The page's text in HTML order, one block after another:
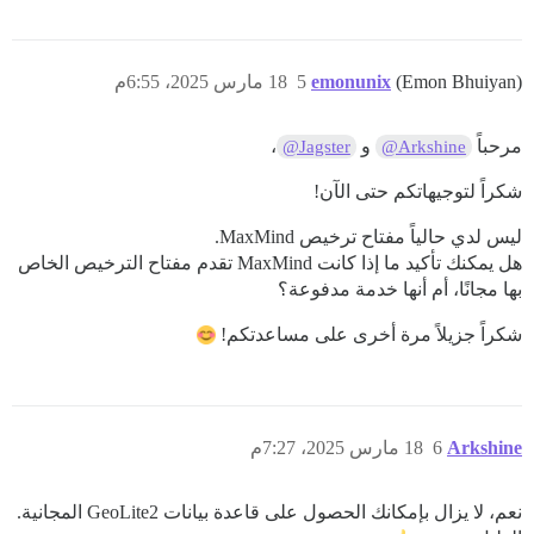
emonunix (Emon Bhuiyan) 18 مارس 2025، 6:55م 5
مرحباً @Arkshine و @Jagster ،
شكراً لتوجيهاتكم حتى الآن!
ليس لدي حالياً مفتاح ترخيص MaxMind.
هل يمكنك تأكيد ما إذا كانت MaxMind تقدم مفتاح الترخيص الخاص
بها مجانًا، أم أنها خدمة مدفوعة؟
شكراً جزيلاً مرة أخرى على مساعدتكم!
Arkshine 18 مارس 2025، 7:27م 6
نعم، لا يزال بإمكانك الحصول على قاعدة بيانات GeoLite2 المجانية.